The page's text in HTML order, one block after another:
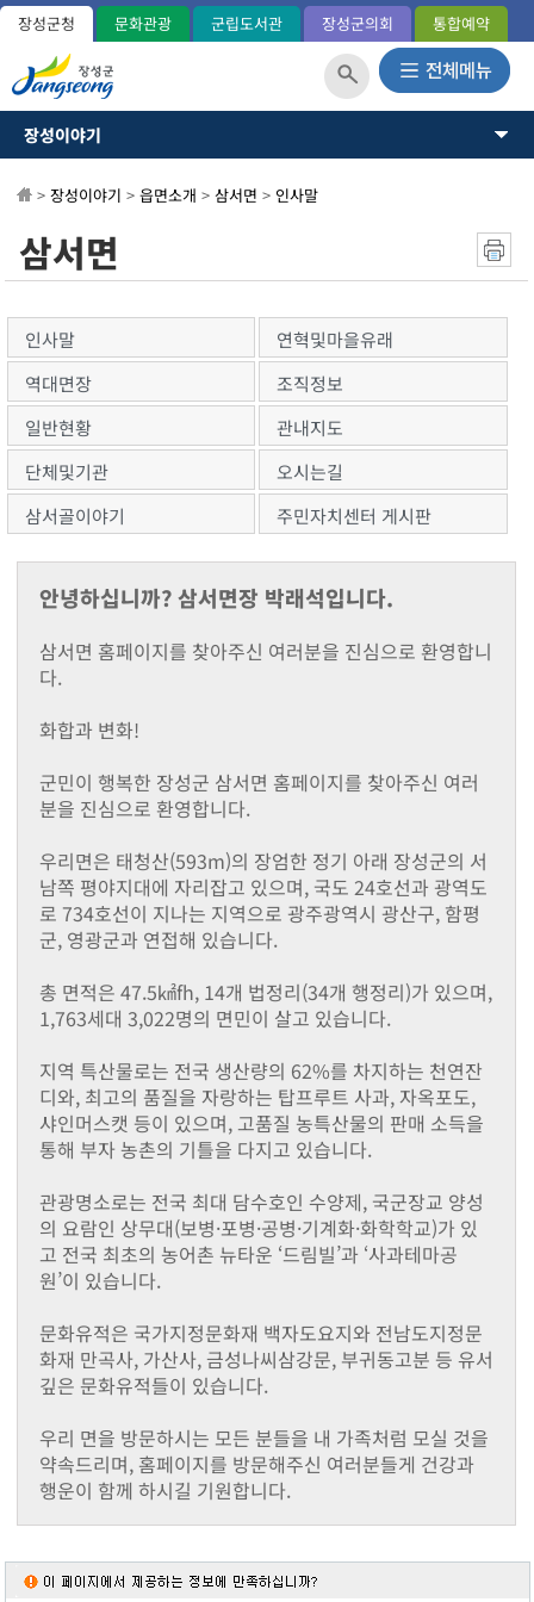
장성군청 문화관광 군립도서관 장성군의회 통합예약
장성이야기
OK 365민원
분야별정보
정보공개
장성이야기
역사와연혁
관내지도
군민헌장
국내외교류
장성군사
장성의상징
상징표시
홍길동 캐릭터
군정운영방향
군정목표/방침
주요업무계획
군청안내
행정조직도
청사안내
찾아오시는길
장성장학회
설립목적및주요사업
장학금 기탁 및 후원안내
장학금지원
기부금 모금액 및 활용 실적
홍보자료
온라인 명예의 전당
유관기관(공익제보) 안내
장성읍
진원면
동화면
삼서면
삼계면
황룡면
북일면
북이면
북하면
찾아오시는길
> 장성이야기 > 읍면소개 > 삼서면 > 인사말
삼서면
인사말
연혁및마을유래
역대면장
조직정보
일반현황
관내지도
단체및기관
오시는길
삼서골이야기
주민자치센터 게시판
안녕하십니까? 삼서면장 박래석입니다.
삼서면 홈페이지를 찾아주신 여러분을 진심으로 환영합니
다.
화합과 변화!
군민이 행복한 장성군 삼서면 홈페이지를 찾아주신 여러
분을 진심으로 환영합니다.
우리면은 태청산(593m)의 장엄한 정기 아래 장성군의 서
남쪽 평야지대에 자리잡고 있으며, 국도 24호선과 광역도
로 734호선이 지나는 지역으로 광주광역시 광산구, 함평
군, 영광군과 연접해 있습니다.
총 면적은 47.5㎢fh, 14개 법정리(34개 행정리)가 있으며,
1,763세대 3,022명의 면민이 살고 있습니다.
지역 특산물로는 전국 생산량의 62%를 차지하는 천연잔
디와, 최고의 품질을 자랑하는 탑프루트 사과, 자옥포도,
샤인머스캣 등이 있으며, 고품질 농특산물의 판매 소득을
통해 부자 농촌의 기틀을 다지고 있습니다.
관광명소로는 전국 최대 담수호인 수양제, 국군장교 양성
의 요람인 상무대(보병·포병·공병·기계화·화학학교)가 있
고 전국 최초의 농어촌 뉴타운 ‘드림빌’과 ‘사과테마공
원’이 있습니다.
문화유적은 국가지정문화재 백자도요지와 전남도지정문
화재 만곡사, 가산사, 금성나씨삼강문, 부귀동고분 등 유서
깊은 문화유적들이 있습니다.
우리 면을 방문하시는 모든 분들을 내 가족처럼 모실 것을
약속드리며, 홈페이지를 방문해주신 여러분들게 건강과
행운이 함께 하시길 기원합니다.